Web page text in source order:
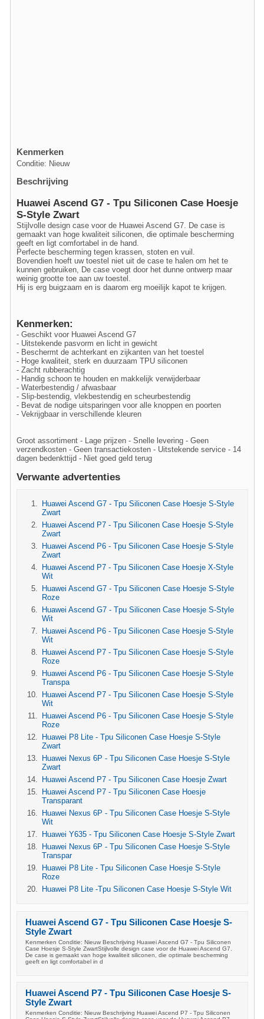
Kenmerken
Conditie: Nieuw
Beschrijving
Huawei Ascend G7 - Tpu Siliconen Case Hoesje
S-Style Zwart
Stijlvolle design case voor de Huawei Ascend G7. De case is
gemaakt van hoge kwaliteit siliconen, die optimale bescherming
geeft en ligt comfortabel in de hand.
Perfecte bescherming tegen krassen, stoten en vuil.
Bovendien hoeft uw toestel niet uit de case te halen om het te
kunnen gebruiken, De case voegt door het dunne ontwerp maar
weinig grootte toe aan uw toestel.
Hij is erg buigzaam en is daarom erg moeilijk kapot te krijgen.
Kenmerken:
- Geschikt voor Huawei Ascend G7
- Uitstekende pasvorm en licht in gewicht
- Beschermt de achterkant en zijkanten van het toestel
- Hoge kwaliteit, sterk en duurzaam TPU siliconen
- Zacht rubberachtig
- Handig schoon te houden en makkelijk verwijderbaar
- Waterbestendig / afwasbaar
- Slip-bestendig, vlekbestendig en scheurbestendig
- Bevat de nodige uitsparingen voor alle knoppen en poorten
- Vekrijgbaar in verschillende kleuren
Groot assortiment - Lage prijzen - Snelle levering - Geen
verzendkosten - Geen transactiekosten - Uitstekende service - 14
dagen bedenkttijd - Niet goed geld terug
Verwante advertenties
Huawei Ascend G7 - Tpu Siliconen Case Hoesje S-Style
Zwart
Huawei Ascend P7 - Tpu Siliconen Case Hoesje S-Style
Zwart
Huawei Ascend P6 - Tpu Siliconen Case Hoesje S-Style
Zwart
Huawei Ascend P7 - Tpu Siliconen Case Hoesje X-Style
Wit
Huawei Ascend G7 - Tpu Siliconen Case Hoesje S-Style
Roze
Huawei Ascend G7 - Tpu Siliconen Case Hoesje S-Style
Wit
Huawei Ascend P6 - Tpu Siliconen Case Hoesje S-Style
Wit
Huawei Ascend P7 - Tpu Siliconen Case Hoesje S-Style
Roze
Huawei Ascend P6 - Tpu Siliconen Case Hoesje S-Style
Transpa
Huawei Ascend P7 - Tpu Siliconen Case Hoesje S-Style
Wit
Huawei Ascend P6 - Tpu Siliconen Case Hoesje S-Style
Roze
Huawei P8 Lite - Tpu Siliconen Case Hoesje S-Style
Zwart
Huawei Nexus 6P - Tpu Siliconen Case Hoesje S-Style
Zwart
Huawei Ascend P7 - Tpu Siliconen Case Hoesje Zwart
Huawei Ascend P7 - Tpu Siliconen Case Hoesje
Transparant
Huawei Nexus 6P - Tpu Siliconen Case Hoesje S-Style
Wit
Huawei Y635 - Tpu Siliconen Case Hoesje S-Style Zwart
Huawei Nexus 6P - Tpu Siliconen Case Hoesje S-Style
Transpar
Huawei P8 Lite - Tpu Siliconen Case Hoesje S-Style
Roze
Huawei P8 Lite -Tpu Siliconen Case Hoesje S-Style Wit
Huawei Ascend G7 - Tpu Siliconen Case Hoesje S-
Style Zwart
Kenmerken Conditie: Nieuw Beschrijving Huawei Ascend G7 - Tpu Siliconen
Case Hoesje S-Style ZwartStijlvolle design case voor de Huawei Ascend G7.
De case is gemaakt van hoge kwaliteit siliconen, die optimale bescherming
geeft en ligt comfortabel in d
Huawei Ascend P7 - Tpu Siliconen Case Hoesje S-
Style Zwart
Kenmerken Conditie: Nieuw Beschrijving Huawei Ascend P7 - Tpu Siliconen